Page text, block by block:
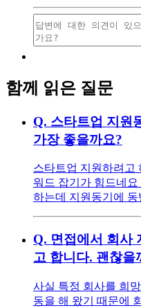
함께 읽은 질문
Q. 스타트업 지원
가장 좋을까요?
스타트업 지원하려고
워드 잡기가 힘드네
하는데 지원동기에
Q. 면접에서 회사
고 합니다. 괜찮을
사실 특정 회사를 희
동을 해 왔기 때문에